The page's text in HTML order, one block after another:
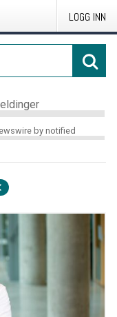
LOGG INN
by notified